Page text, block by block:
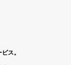
ス。